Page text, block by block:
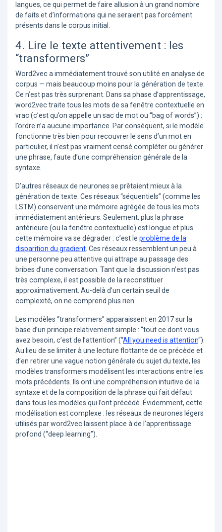
langues, ce qui permet de faire allusion à un grand nombre
de faits et d’informations qui ne seraient pas forcément
présents dans le corpus initial.
4. Lire le texte attentivement : les
“transformers”
Word2vec a immédiatement trouvé son utilité en analyse de
corpus — mais beaucoup moins pour la génération de texte.
Ce n’est pas très surprenant. Dans sa phase d’apprentissage,
word2vec traite tous les mots de sa fenêtre contextuelle en
vrac (c’est qu’on appelle un sac de mot ou “bag of words”) :
l’ordre n’a aucune importance. Par conséquent, si le modèle
fonctionne très bien pour recouvrer le sens d’un mot en
particulier, il n’est pas vraiment censé compléter ou générer
une phrase, faute d’une compréhension générale de la
syntaxe.
D’autres réseaux de neurones se prêtaient mieux à la
génération de texte. Ces réseaux “séquentiels” (comme les
LSTM) conservent une mémoire agrégée de tous les mots
immédiatement antérieurs. Seulement, plus la phrase
antérieure (ou la fenêtre contextuelle) est longue et plus
cette mémoire va se dégrader : c’est le problème de la
disparition du gradient. Ces réseaux ressemblent un peu à
une personne peu attentive qui attrape au passage des
bribes d’une conversation. Tant que la discussion n’est pas
très complexe, il est possible de la reconstituer
approximativement. Au-delà d’un certain seuil de
complexité, on ne comprend plus rien.
Les modèles “transformers” apparaissent en 2017 sur la
base d’un principe relativement simple : “tout ce dont vous
avez besoin, c’est de l’attention” (“All you need is attention“).
Au lieu de se limiter à une lecture flottante de ce précède et
d’en retirer une vague notion générale du sujet du texte, les
modèles transformers modélisent les interactions entre les
mots précédents. Ils ont une compréhension intuitive de la
syntaxe et de la composition de la phrase qui fait défaut
dans tous les modèles qui l’ont précédé. Évidemment, cette
modélisation est complexe : les réseaux de neurones légers
utilisés par word2vec laissent place à de l’apprentissage
profond (“deep learning”).